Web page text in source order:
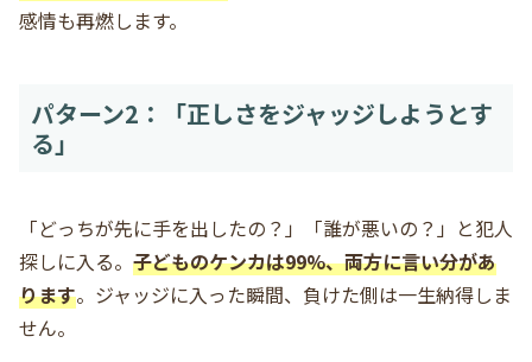
感情も再燃します。
パターン2：「正しさをジャッジしようとす
る」
「どっちが先に手を出したの？」「誰が悪いの？」と犯人
探しに入る。 子どものケンカは99%、両方に言い分があ
ります。ジャッジに入った瞬間、負けた側は一生納得しま
せん。